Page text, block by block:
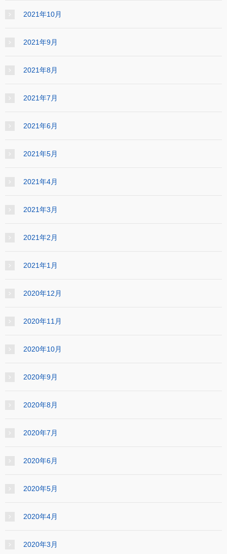
2021年10月
2021年9月
2021年8月
2021年7月
2021年6月
2021年5月
2021年4月
2021年3月
2021年2月
2021年1月
2020年12月
2020年11月
2020年10月
2020年9月
2020年8月
2020年7月
2020年6月
2020年5月
2020年4月
2020年3月